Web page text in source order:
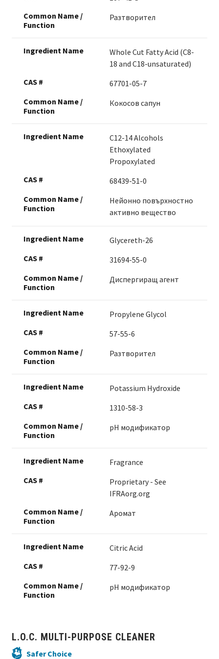
Разтворител
Whole Cut Fatty Acid (C8-
18 and C18-unsaturated)
67701-05-7
Кокосов сапун
C12-14 Alcohols
Ethoxylated
Propoxylated
68439-51-0
Нейонно повърхностно
активно вещество
Glycereth-26
31694-55-0
Диспергиращ агент
Propylene Glycol
57-55-6
Разтворител
Potassium Hydroxide
1310-58-3
pН модификатор
Fragrance
Proprietary - See
IFRAorg.org
Аромат
Citric Acid
77-92-9
pН модификатор
L.O.C. MULTI-PURPOSE CLEANER
Safer Choice